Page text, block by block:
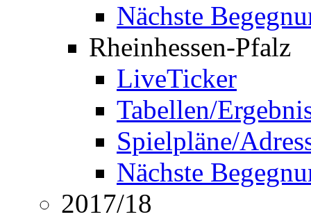
Nächste
Rheinhessen-Pfalz
LiveTicker
Tabellen/
Spielpläne/
Nächste
2017/18